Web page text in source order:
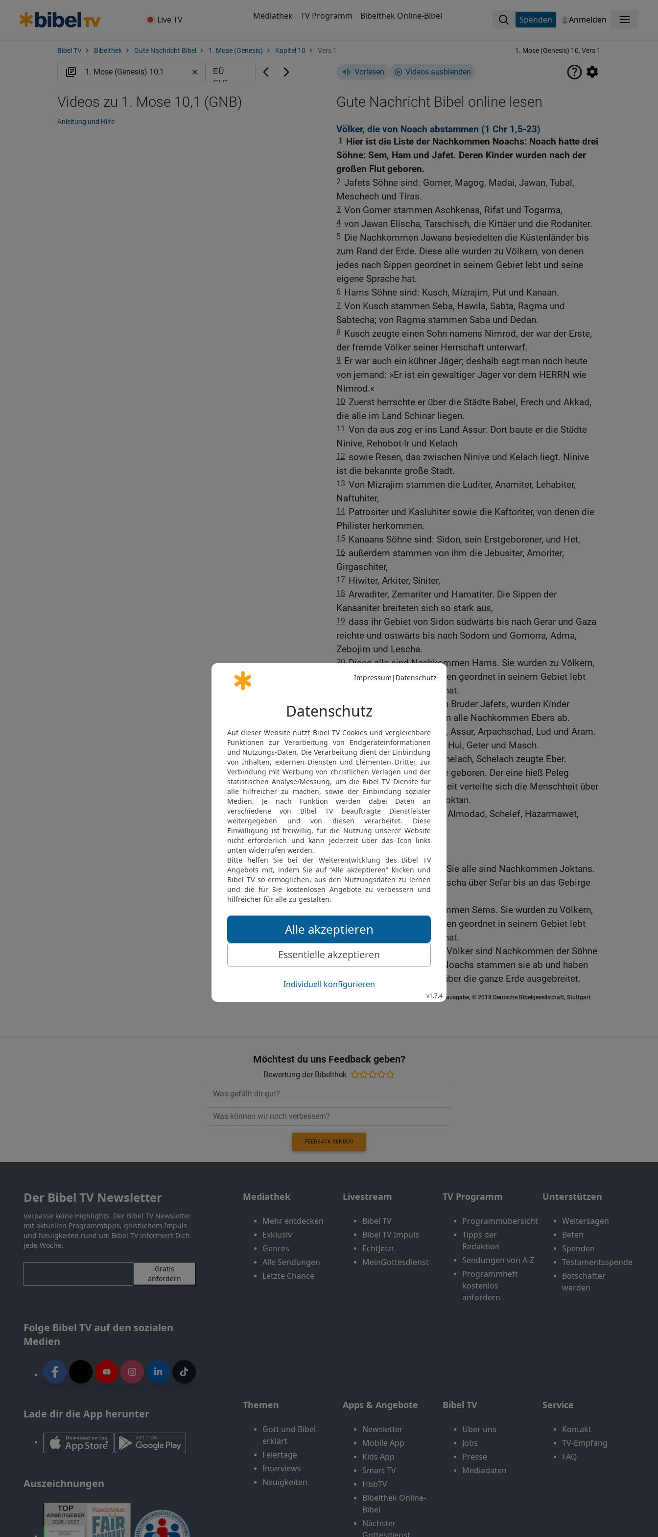
Live TV Mediathek TV Programm Bibelthek Online-Bibel Spenden Anmelden Menü
Bibel TV Bibelthek Gute Nachricht Bibel 1. Mose (Genesis) Kapitel 10 Vers 1 1. Mose (Genesis) 10, Vers 1
Vorlesen Videos ausblenden
Gute Nachricht Bibel online lesen
Völker, die von Noach abstammen (1 Chr 1,5-23)
1
Hier ist die Liste der Nachkommen Noachs: Noach hatte drei
Söhne: Sem, Ham und Jafet. Deren Kinder wurden nach der
großen Flut geboren.
2 Jafets Söhne sind: Gomer, Magog, Madai, Jawan, Tubal,
Meschech und Tiras.
3 Von Gomer stammen Aschkenas, Rifat und Togarma,
4 von Jawan Elischa, Tarschisch, die Kittäer und die Rodaniter.
5 Die Nachkommen Jawans besiedelten die Küstenländer bis
zum Rand der Erde. Diese alle wurden zu Völkern, von denen
jedes nach Sippen geordnet in seinem Gebiet lebt und seine
eigene Sprache hat.
6 Hams Söhne sind: Kusch, Mizrajim, Put und Kanaan.
7 Von Kusch stammen Seba, Hawila, Sabta, Ragma und
Sabtecha; von Ragma stammen Saba und Dedan.
8 Kusch zeugte einen Sohn namens Nimrod, der war der Erste,
der fremde Völker seiner Herrschaft unterwarf.
9 Er war auch ein kühner Jäger; deshalb sagt man noch heute
von jemand: »Er ist ein gewaltiger Jäger vor dem HERRN wie
Nimrod.«
10 Zuerst herrschte er über die Städte Babel, Erech und Akkad,
die alle im Land Schinar liegen.
11 Von da aus zog er ins Land Assur. Dort baute er die Städte
Ninive, Rehobot-Ir und Kelach
12 sowie Resen, das zwischen Ninive und Kelach liegt. Ninive
ist die bekannte große Stadt.
13 Von Mizrajim stammen die Luditer, Anamiter, Lehabiter,
Naftuhiter,
14 Patrositer und Kasluhiter sowie die Kaftoriter, von denen die
Philister herkommen.
15 Kanaans Söhne sind: Sidon, sein Erstgeborener, und Het,
16 außerdem stammen von ihm die Jebusiter, Amoriter,
Girgaschiter,
17 Hiwiter, Arkiter, Siniter,
18 Arwaditer, Zemariter und Hamatiter. Die Sippen der
Kanaaniter breiteten sich so stark aus,
19 dass ihr Gebiet von Sidon südwärts bis nach Gerar und Gaza
reichte und ostwärts bis nach Sodom und Gomorra, Adma,
Zebojim und Lescha.
20 Diese alle sind Nachkommen Hams. Sie wurden zu Völkern,
von denen jedes nach Sippen geordnet in seinem Gebiet lebt
und seine eigene Sprache hat.
21
Auch Sem, dem ältesten Bruder Jafets, wurden Kinder
geboren. Von ihm stammen alle Nachkommen Ebers ab.
22 Sems Söhne sind: Elam, Assur, Arpachschad, Lud und Aram.
23 Von Aram stammen Uz, Hul, Geter und Masch.
Arpachschad zeugte Schelach, Schelach zeugte Eber.
25 Eber wurden zwei Söhne geboren. Der eine hieß Peleg
(Teilung) , denn zu seiner Zeit verteilte sich die Menschheit über
die Erde; der andere hieß Joktan.
26 Die Söhne Joktans sind Almodad, Schelef, Hazarmawet,
Jerach,
27 Hadoram, Usal, Dikla,
Obal, Abimaël, Saba,
29 Ofir, Hawila und Jobab. Sie alle sind Nachkommen Joktans.
30 Ihr Gebiet reicht von Mescha über Sefar bis an das Gebirge
im Osten.
Diese alle sind Nachkommen Sems. Sie wurden zu Völkern,
von denen jedes nach Sippen geordnet in seinem Gebiet lebt
und seine eigene Sprache hat.
Alle diese Stämme und Völker sind Nachkommen der Söhne
Noachs. Von den Söhnen Noachs stammen sie ab und haben
sich nach der großen Flut über die ganze Erde ausgebreitet.
Gute Nachricht Bibel, durchgesehene Neuausgabe, © 2018 Deutsche Bibelgesellschaft, Stuttgart
Videos zu 1. Mose 10,1 (GNB)
Anleitung und Hilfe
Möchtest du uns Feedback geben?
Bewertung der Bibelthek
FEEDBACK SENDEN
Der Bibel TV Newsletter
Verpasse keine Highlights. Der Bibel TV Newsletter
mit aktuellen Programmtipps, geistlichem Impuls
und Neuigkeiten rund um Bibel TV informiert Dich
jede Woche.
Gratis
anfordern
Folge Bibel TV auf den sozialen
Medien
Lade dir die App herunter
Auszeichnungen
Mediathek
Mehr entdecken
Exklusiv
Genres
Alle Sendungen
Letzte Chance
Livestream
Bibel TV
Bibel TV Impuls
EchtJetzt
MeinGottesdienst
TV Programm
Programmübersicht
Tipps der
Redaktion
Sendungen von A-Z
Programmheft
kostenlos
anfordern
Unterstützen
Weitersagen
Beten
Spenden
Testamentsspende
Botschafter
werden
Themen
Gott und Bibel
erklärt
Feiertage
Interviews
Neuigkeiten
Apps & Angebote
Newsletter
Mobile App
Kids App
Smart TV
HbbTV
Bibelthek Online-
Bibel
Nächster
Bibel TV
Über uns
Jobs
Presse
Mediadaten
Service
Kontakt
TV-Empfang
FAQ